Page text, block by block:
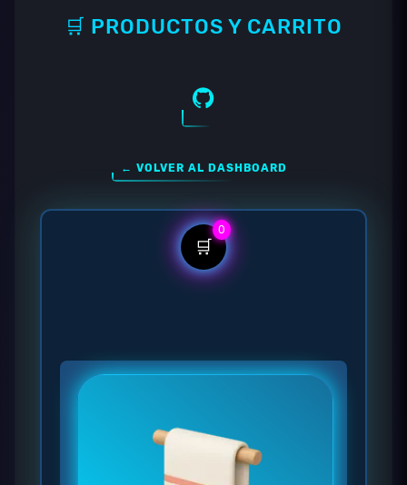
🛒 PRODUCTOS Y CARRITO
← VOLVER AL DASHBOARD
🛒
0